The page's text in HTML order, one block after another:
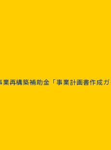
業再構築補助金「事業計画書作成